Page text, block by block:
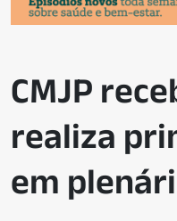
CMJP
realiza
em